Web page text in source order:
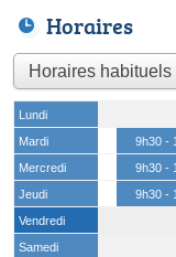
Horaires
Lundi
Mardi
9h30 -
Mercredi
9h30 -
Jeudi
9h30 -
Vendredi
Samedi